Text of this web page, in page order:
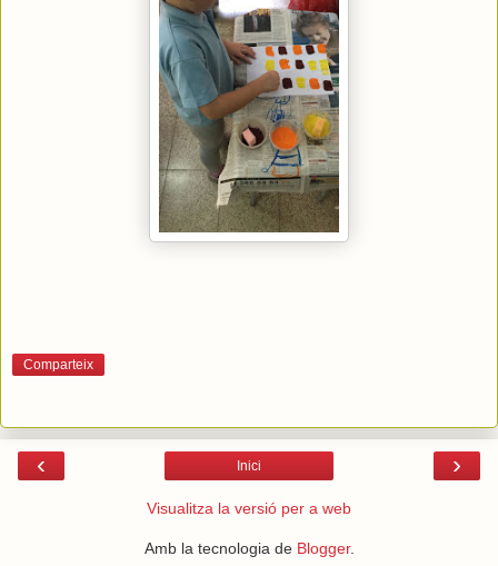
Comparteix
‹ ›
Inici
Visualitza la versió per a web
Amb la tecnologia de Blogger.